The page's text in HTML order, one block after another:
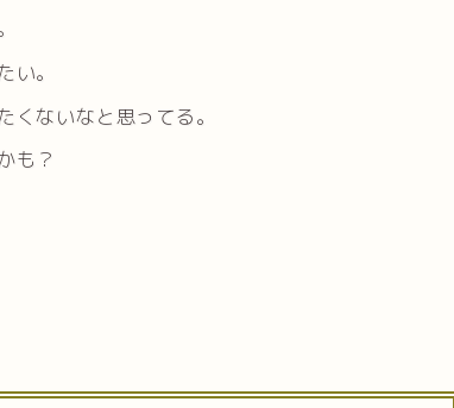
。
ないなと思ってる。
も？